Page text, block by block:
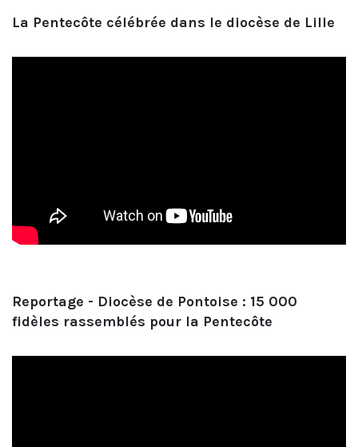
La Pentecôte célébrée dans le diocèse de Lille
Reportage - Diocèse de Pontoise : 15 000
fidèles rassemblés pour la Pentecôte